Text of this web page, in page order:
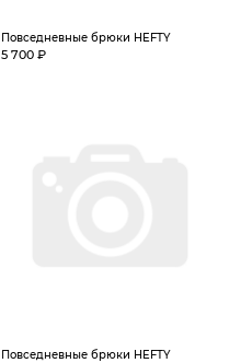
Повседневные брюки HEFTY
5 700 ₽
Повседневные брюки HEFTY